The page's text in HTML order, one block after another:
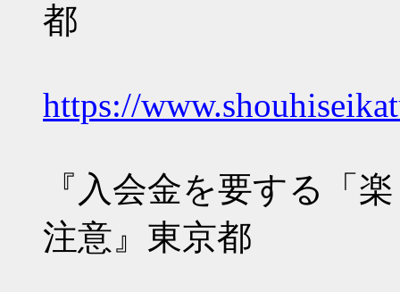
都
https://
『入会金を要する「
注意』東京都